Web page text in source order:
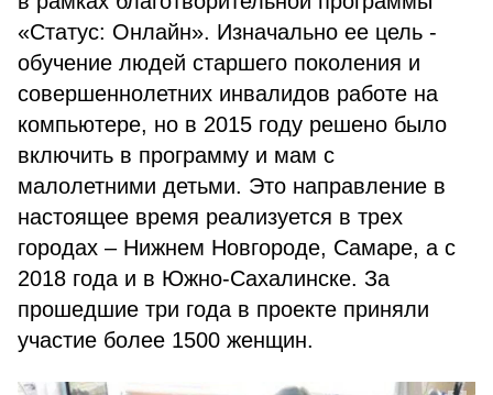
«Статус: Онлайн». Изначально ее цель -
обучение людей старшего поколения и
совершеннолетних инвалидов работе на
компьютере, но в 2015 году решено было
включить в программу и мам с
малолетними детьми. Это направление в
настоящее время реализуется в трех
городах – Нижнем Новгороде, Самаре, а с
2018 года и в Южно-Сахалинске. За
прошедшие три года в проекте приняли
участие более 1500 женщин.